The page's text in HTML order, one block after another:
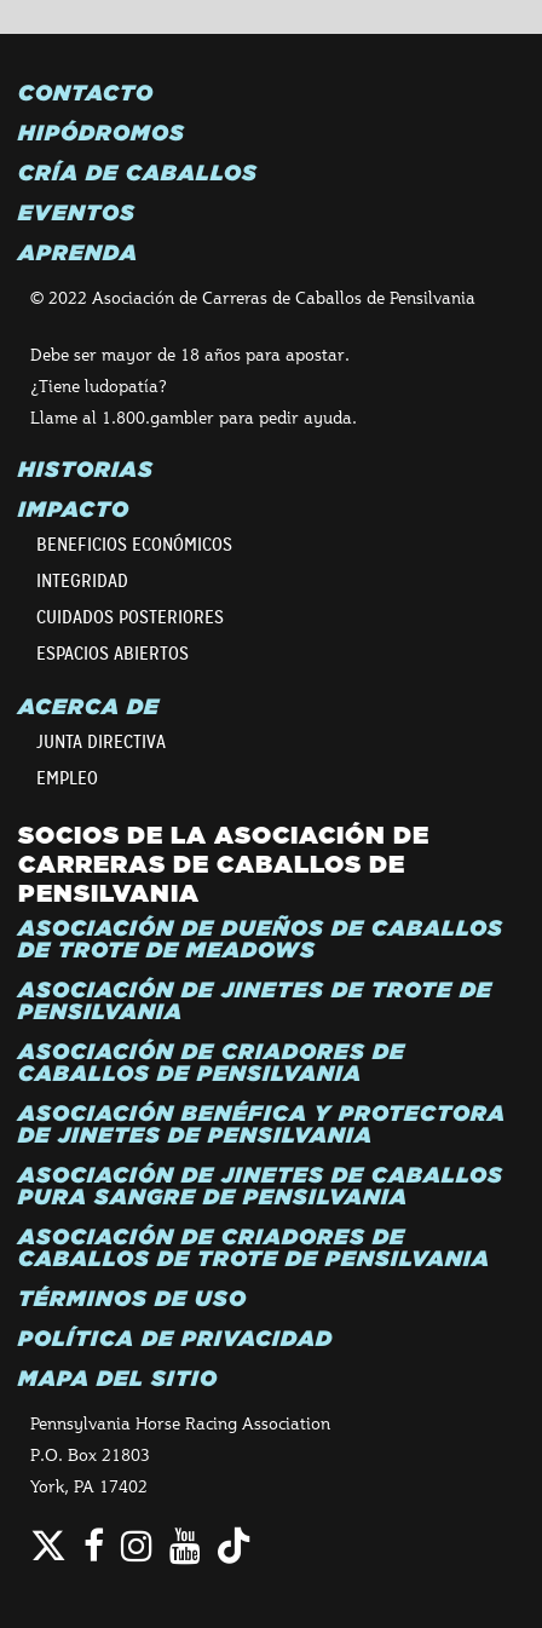
CONTACTO
HIPÓDROMOS
CRÍA DE CABALLOS
EVENTOS
APRENDA
© 2022 Asociación de Carreras de Caballos de Pensilvania
Debe ser mayor de 18 años para apostar.
¿Tiene ludopatía?
Llame al 1.800.gambler para pedir ayuda.
HISTORIAS
IMPACTO
BENEFICIOS ECONÓMICOS
INTEGRIDAD
CUIDADOS POSTERIORES
ESPACIOS ABIERTOS
ACERCA DE
JUNTA DIRECTIVA
EMPLEO
SOCIOS DE LA ASOCIACIÓN DE
CARRERAS DE CABALLOS DE
PENSILVANIA
ASOCIACIÓN DE DUEÑOS DE CABALLOS
DE TROTE DE MEADOWS
ASOCIACIÓN DE JINETES DE TROTE DE
PENSILVANIA
ASOCIACIÓN DE CRIADORES DE
CABALLOS DE PENSILVANIA
ASOCIACIÓN BENÉFICA Y PROTECTORA
DE JINETES DE PENSILVANIA
ASOCIACIÓN DE JINETES DE CABALLOS
PURA SANGRE DE PENSILVANIA
ASOCIACIÓN DE CRIADORES DE
CABALLOS DE TROTE DE PENSILVANIA
TÉRMINOS DE USO
POLÍTICA DE PRIVACIDAD
MAPA DEL SITIO
Pennsylvania Horse Racing Association
P.O. Box 21803
York, PA 17402
Twitter
Facebook
Instagram
YouTube
TikTok